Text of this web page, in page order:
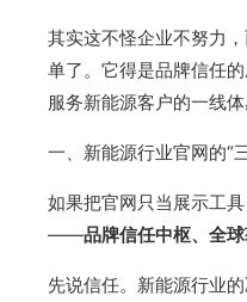
其实这不怪企业不努力
单了。它得是品牌信任
服务新能源客户的一线
一、新能源行业官网的“
如果把官网只当展示工
——品牌信任中枢、全
先说信任。新能源行业